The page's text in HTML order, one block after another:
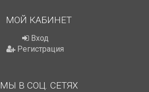
МОЙ КАБИНЕТ
Вход
Регистрация
МЫ В СОЦ. СЕТЯХ